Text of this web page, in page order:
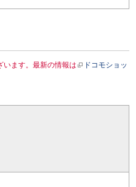
います。最新の情報は
ドコモショッ